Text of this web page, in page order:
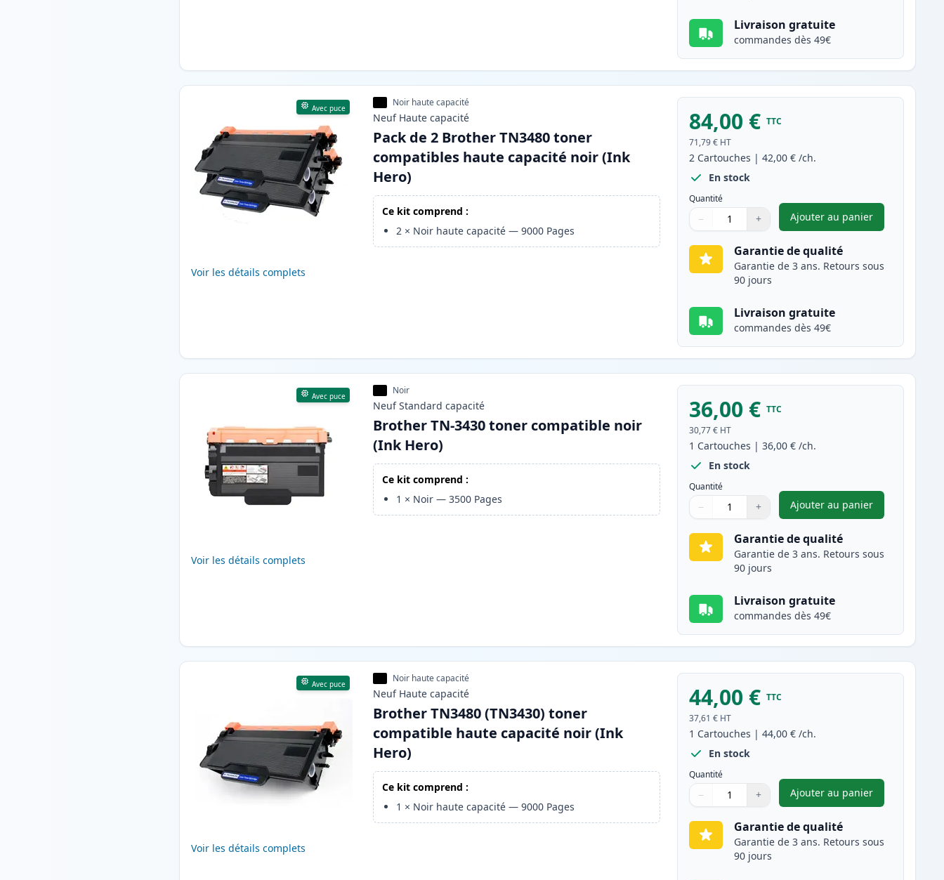
Livraison gratuite
commandes dès 49€
Avec puce
Voir les détails complets
Noir haute capacité
Neuf Haute capacité
Pack de 2 Brother TN3480 toner
compatibles haute capacité noir (Ink
Hero)
Ce kit comprend :
2 × Noir haute capacité —9000 Pages
84,00 € TTC
71,79 € HT
2 Cartouches |42,00 € /ch.
En stock
Quantité
Quantité
Utilisez les boutons pour ajuster
− +
Quantité
Ajouter au panier
,Pack de 2 Brother
Garantie de qualité
Garantie de 3 ans. Retours sous
90 jours
Livraison gratuite
commandes dès 49€
Avec puce
Voir les détails complets
Noir
Neuf Standard capacité
Brother TN-3430 toner compatible noir
(Ink Hero)
Ce kit comprend :
1 × Noir —3500 Pages
36,00 € TTC
30,77 € HT
1 Cartouches |36,00 € /ch.
En stock
Quantité
Quantité
Utilisez les boutons pour ajuster
− +
Quantité
Ajouter au panier
,Brother TN-3430
Garantie de qualité
Garantie de 3 ans. Retours sous
90 jours
Livraison gratuite
commandes dès 49€
Avec puce
Voir les détails complets
Noir haute capacité
Neuf Haute capacité
Brother TN3480 (TN3430) toner
compatible haute capacité noir (Ink
Hero)
Ce kit comprend :
1 × Noir haute capacité —9000 Pages
44,00 € TTC
37,61 € HT
1 Cartouches |44,00 € /ch.
En stock
Quantité
Quantité
Utilisez les boutons pour ajuster
− +
Quantité
Ajouter au panier
,Brother TN3480
Garantie de qualité
Garantie de 3 ans. Retours sous
90 jours